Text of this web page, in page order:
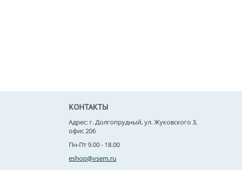
КОНТАКТЫ
Адрес: г. Долгопрудный, ул. Жуковского 3,
офис 206
Пн-Пт 9.00 - 18.00
eshop@vsem.ru